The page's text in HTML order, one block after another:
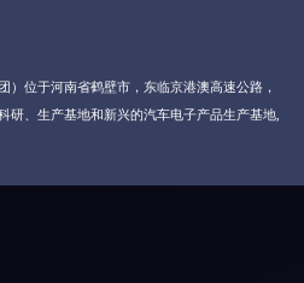
）位于河南省鹤壁市，东临京港澳高速公路，
研、生产基地和新兴的汽车电子产品生产基地,